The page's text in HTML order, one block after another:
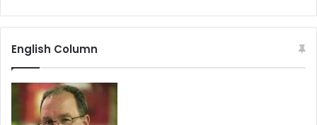
English Column